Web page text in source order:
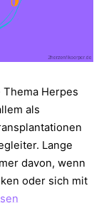
Herpes
als
Lange
davon, wenn
oder sich mit